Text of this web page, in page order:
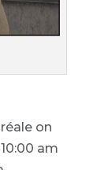
on
am